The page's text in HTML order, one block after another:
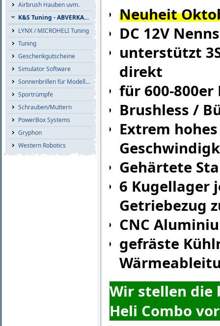
Airbrush Hauben uvm.
K&S Tuning - ABVERKAUF
LYNX / MICROHELI Tuning
Tuning
Geschenkgutscheine
Simulator Software
Sonnenbrillen für Modellflieger
Sportrümpfe
Schrauben/Muttern
PowerBox Systems
Gryphon
Western Robotics
Neuheit
DC 12V
unterstützt
direkt
für 600-800er
Brushless /
Extrem
Gehärtete
6 Kugellager
Getriebezug
CNC
gefräste
Wir stellen die
Heli Combo